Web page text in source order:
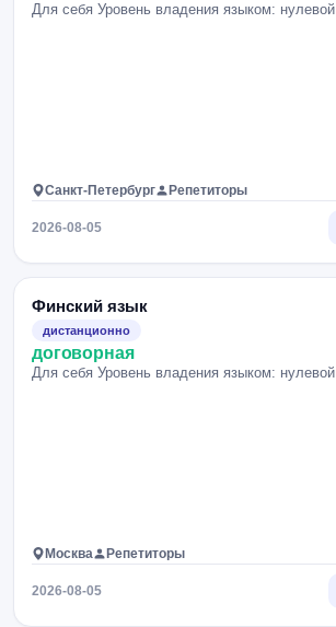
Для себя Уровень владения языком: нулевой
Санкт-Петербург Репетиторы
2026-08-05
Финский язык
дистанционно
договорная
Для себя Уровень владения языком: нулевой
Москва Репетиторы
2026-08-05